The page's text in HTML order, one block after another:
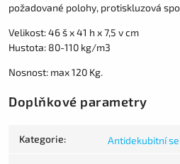
požadované polohy, protiskluzová
Velikost: 46 š x 41 h x 7,5 v cm
Hustota: 80-110 kg/m3
Nosnost: max 120 Kg.
Doplňkové parametry
Kategorie: Antidekubitní